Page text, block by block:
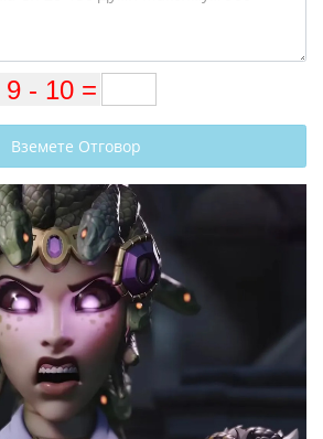
Вземете Отговор